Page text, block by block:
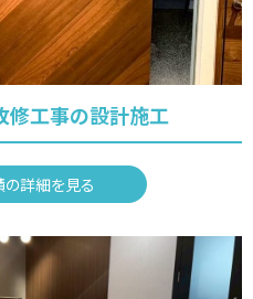
修工事の設計施工
詳細を見る